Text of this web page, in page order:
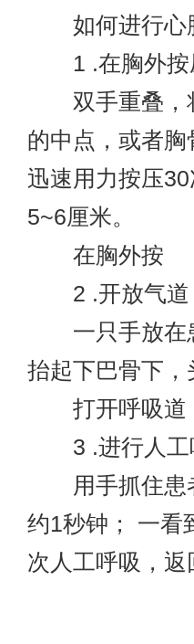
如何进行心
1 .在胸外按
双手重叠，将
的中点，或者
迅速用力按压
5~6厘米。
在胸外按
2 .开放气道
一只手放在患
抬起下巴骨下，
打开呼吸道
3 .进行人工
用手抓住患者
约1秒钟； 一看
次人工呼吸，